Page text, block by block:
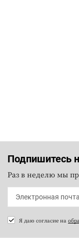
Подпишитесь
Раз в неделю мы
Я даю согласие на